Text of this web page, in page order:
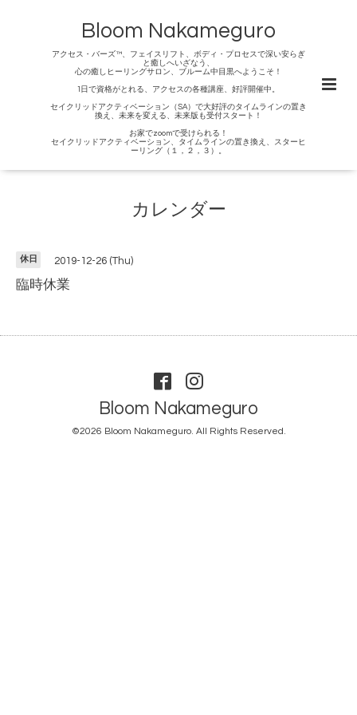
Bloom Nakameguro
アクセス・バーズ™、フェイスリフト、ボディ・プロセスで深い安らぎ
と癒しへいざなう、
心の癒しヒーリングサロン、ブルーム中目黒へようこそ！
1日で資格がとれる、アクセスの各種講座、好評開催中。
セイクリッドアクティベーション（SA）で大好評のタイムラインの置き
換え、未来を変える、未来版も受付スタート！
お家でzoomで受けられる！
セイクリッドアクティベーション、タイムラインの置き換え、スターヒ
ーリング（１，２，３）。
カレンダー
休日 2019-12-26 (Thu)
臨時休業
Bloom Nakameguro
©2026 Bloom Nakameguro. All Rights Reserved.